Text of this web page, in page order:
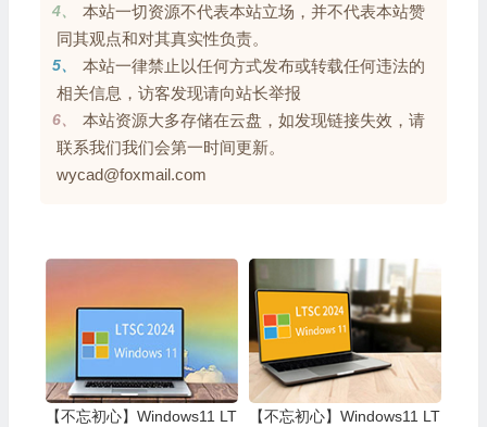
4、
本站一切资源不代表本站立场，并不代表本站赞
同其观点和对其真实性负责。
5、
本站一律禁止以任何方式发布或转载任何违法的
相关信息，访客发现请向站长举报
6、
本站资源大多存储在云盘，如发现链接失效，请
联系我们我们会第一时间更新。
wycad@foxmail.com
【不忘初心】Windows11 LT
【不忘初心】Windows11 LT